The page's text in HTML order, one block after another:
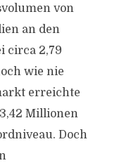
von
an den
circa 2,79
wie nie
erreichte
Millionen
Doch